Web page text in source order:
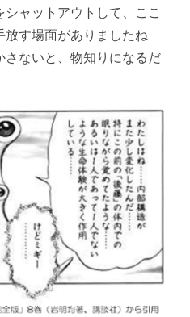
ャットアウトして、ここ
す場面がありましたね
さないと、物知りになるだ